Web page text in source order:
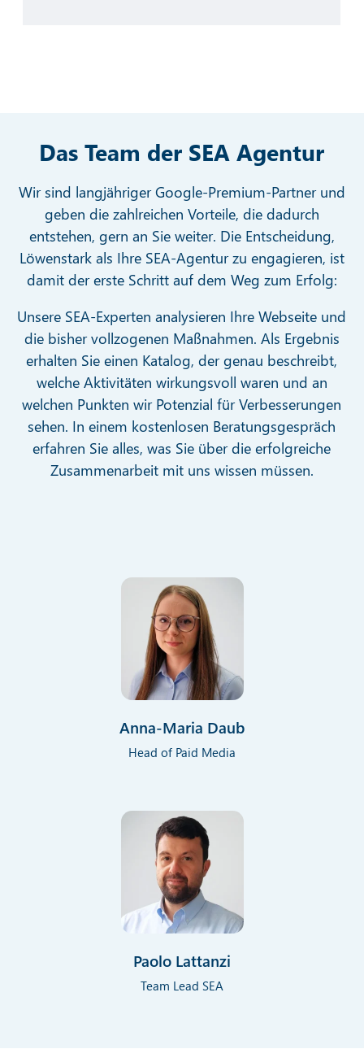
Das Team der SEA Agentur
Wir sind langjähriger Google-Premium-Partner und
geben die zahlreichen Vorteile, die dadurch
entstehen, gern an Sie weiter. Die Entscheidung,
Löwenstark als Ihre SEA-Agentur zu engagieren, ist
damit der erste Schritt auf dem Weg zum Erfolg:
Unsere SEA-Experten analysieren Ihre Webseite und
die bisher vollzogenen Maßnahmen. Als Ergebnis
erhalten Sie einen Katalog, der genau beschreibt,
welche Aktivitäten wirkungsvoll waren und an
welchen Punkten wir Potenzial für Verbesserungen
sehen. In einem kostenlosen Beratungsgespräch
erfahren Sie alles, was Sie über die erfolgreiche
Zusammenarbeit mit uns wissen müssen.
Anna-Maria Daub
Head of Paid Media
Paolo Lattanzi
Team Lead SEA